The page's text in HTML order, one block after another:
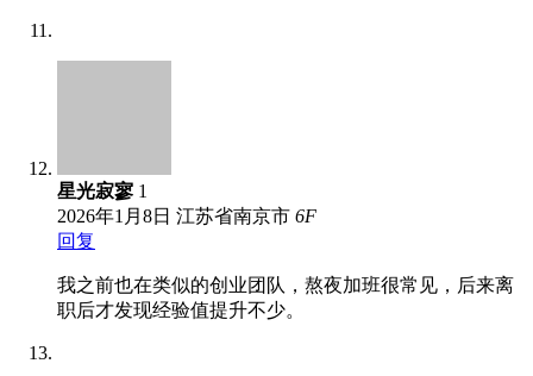
星光寂寥 1
2026年1月8日 江苏省南京市 6F
回复
我之前也在类似的创业团队，熬夜加班很常见，后来离
职后才发现经验值提升不少。